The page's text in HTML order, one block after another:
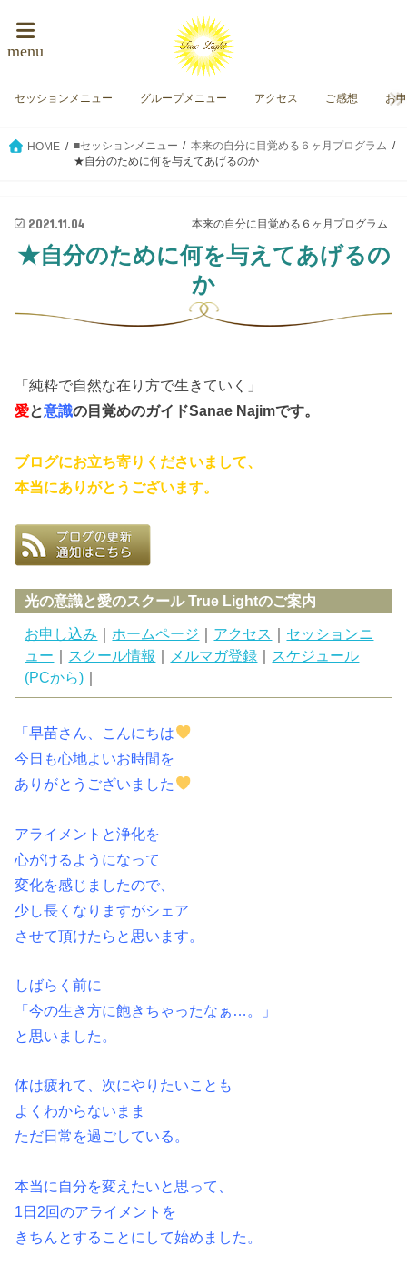
menu
セッションメニュー グループメニュー アクセス ご感想 お
HOME ■セッションメニュー
本来の自分に目覚める６ヶ月プログラム
★自分のために何を与えてあげるのか
本来の自分に目覚める６ヶ月プログラム
2021.11.04
★自分のために何を与えてあげるの
か
「純粋で自然な在り方で生きていく」
愛と意識の目覚めのガイドSanae Najimです。
ブログにお立ち寄りくださいまして、
本当にありがとうございます。
光の意識と愛のスクール True Lightのご案内
お申し込み ｜ ホームページ ｜ アクセス ｜ セッションニ
ュー ｜ スクール情報 ｜ メルマガ登録 ｜ スケジュール
(PCから) ｜
「早苗さん、こんにちは
今日も心地よいお時間を
ありがとうございました
アライメントと浄化を
心がけるようになって
変化を感じましたので、
少し長くなりますがシェア
させて頂けたらと思います。
しばらく前に
「今の生き方に飽きちゃったなぁ…。」
と思いました。
体は疲れて、次にやりたいことも
よくわからないまま
ただ日常を過ごしている。
本当に自分を変えたいと思って、
1日2回のアライメントを
きちんとすることにして始めました。